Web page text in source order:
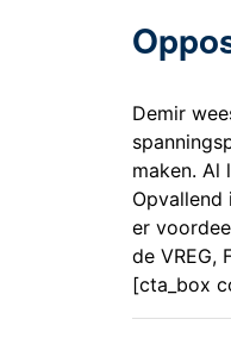
Demir
maken. Al
er
de VREG,
[cta_box